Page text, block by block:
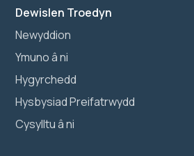
Dewislen Troedyn
Newyddion
Ymuno â ni
Hygyrchedd
Hysbysiad Preifatrwydd
Cysylltu â ni